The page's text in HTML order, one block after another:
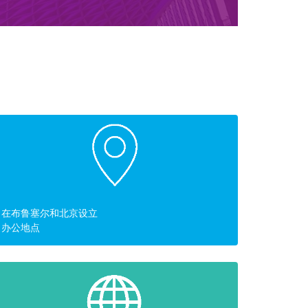
在布鲁塞尔和北京设立
办公地点